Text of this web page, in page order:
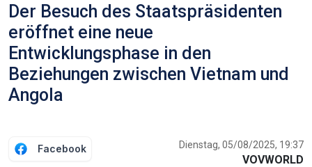
Der Besuch des Staatspräsidenten
eröffnet eine neue
Entwicklungsphase in den
Beziehungen zwischen Vietnam und
Angola
Facebook Dienstag, 05/08/2025, 19:37
VOVWORLD